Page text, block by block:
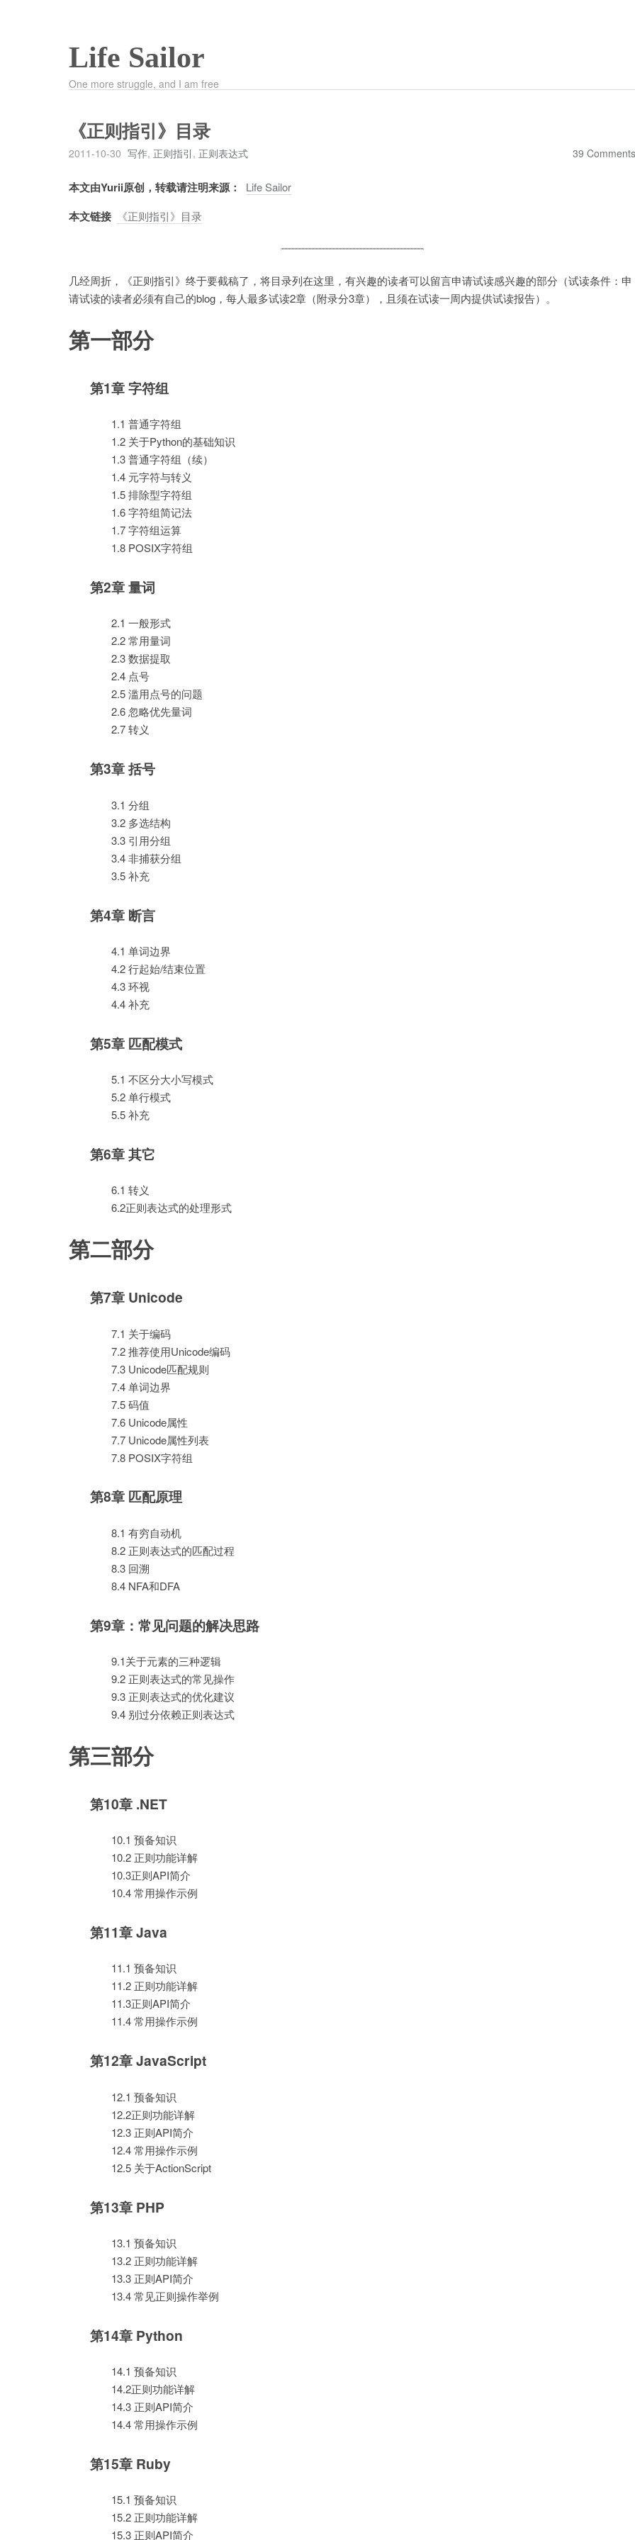
Life Sailor
One more struggle, and I am free
《正则指引》目录
2011-10-30 写作, 正则指引 , 正则表达式 39 Comments
本文由Yurii原创，转载请注明来源： Life Sailor
本文链接 《正则指引》目录
几经周折，《正则指引》终于要截稿了，将目录列在这里，有兴趣的读者可以留言申请试读感兴趣的部分（试读条件：申
请试读的读者必须有自己的blog，每人最多试读2章（附录分3章），且须在试读一周内提供试读报告）。
第一部分
第1章 字符组
1.1 普通字符组
1.2 关于Python的基础知识
1.3 普通字符组（续）
1.4 元字符与转义
1.5 排除型字符组
1.6 字符组简记法
1.7 字符组运算
1.8 POSIX字符组
第2章 量词
2.1 一般形式
2.2 常用量词
2.3 数据提取
2.4 点号
2.5 滥用点号的问题
2.6 忽略优先量词
2.7 转义
第3章 括号
3.1 分组
3.2 多选结构
3.3 引用分组
3.4 非捕获分组
3.5 补充
第4章 断言
4.1 单词边界
4.2 行起始/结束位置
4.3 环视
4.4 补充
第5章 匹配模式
5.1 不区分大小写模式
5.2 单行模式
5.5 补充
第6章 其它
6.1 转义
6.2正则表达式的处理形式
第二部分
第7章 Unicode
7.1 关于编码
7.2 推荐使用Unicode编码
7.3 Unicode匹配规则
7.4 单词边界
7.5 码值
7.6 Unicode属性
7.7 Unicode属性列表
7.8 POSIX字符组
第8章 匹配原理
8.1 有穷自动机
8.2 正则表达式的匹配过程
8.3 回溯
8.4 NFA和DFA
第9章：常见问题的解决思路
9.1关于元素的三种逻辑
9.2 正则表达式的常见操作
9.3 正则表达式的优化建议
9.4 别过分依赖正则表达式
第三部分
第10章 .NET
10.1 预备知识
10.2 正则功能详解
10.3正则API简介
10.4 常用操作示例
第11章 Java
11.1 预备知识
11.2 正则功能详解
11.3正则API简介
11.4 常用操作示例
第12章 JavaScript
12.1 预备知识
12.2正则功能详解
12.3 正则API简介
12.4 常用操作示例
12.5 关于ActionScript
第13章 PHP
13.1 预备知识
13.2 正则功能详解
13.3 正则API简介
13.4 常见正则操作举例
第14章 Python
14.1 预备知识
14.2正则功能详解
14.3 正则API简介
14.4 常用操作示例
第15章 Ruby
15.1 预备知识
15.2 正则功能详解
15.3 正则API简介